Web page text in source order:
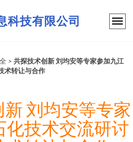
科技有限公司
> 共探技术创新 刘均安等专家参加九江
术转让与合作
刘均安等专家
化技术交流研讨